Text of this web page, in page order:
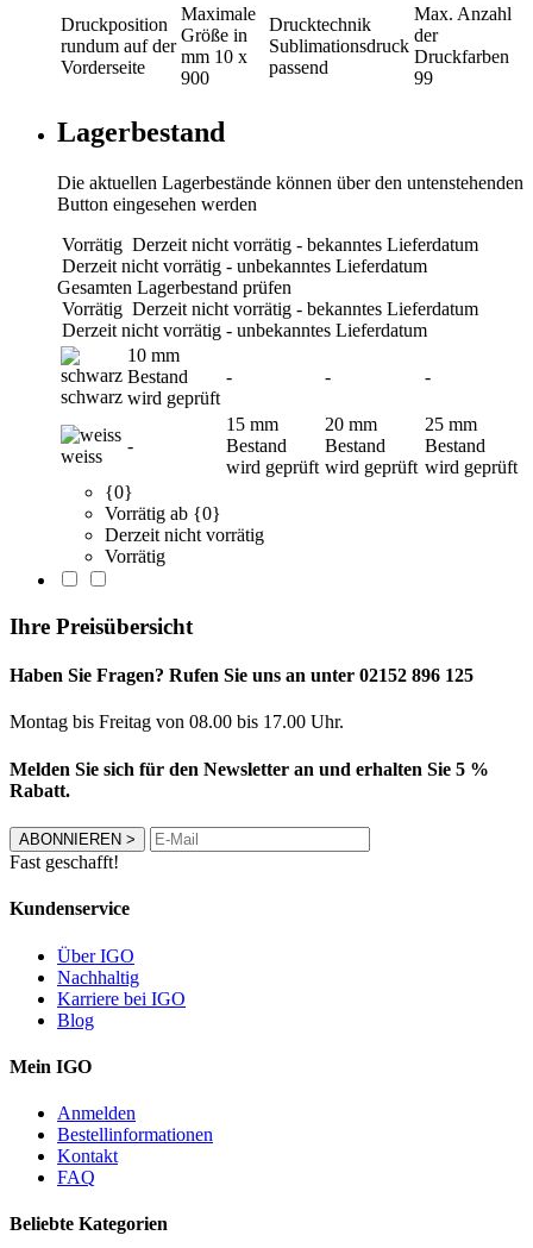
Druckposition
rundum auf der
Vorderseite
Maximale
Größe in
mm 10 x
900
Drucktechnik
Sublimationsdruck
passend
Max. Anzahl
der
Druckfarben
99
Lagerbestand
Die aktuellen Lagerbestände können über den untenstehenden
Button eingesehen werden
Vorrätig Derzeit nicht vorrätig - bekanntes Lieferdatum
Derzeit nicht vorrätig - unbekanntes Lieferdatum
Gesamten Lagerbestand prüfen
Vorrätig Derzeit nicht vorrätig - bekanntes Lieferdatum
Derzeit nicht vorrätig - unbekanntes Lieferdatum
schwarz
10 mm
Bestand
wird geprüft
- - -
weiss
-
15 mm
Bestand
wird geprüft
20 mm
Bestand
wird geprüft
25 mm
Bestand
wird geprüft
{0}
Vorrätig ab {0}
Derzeit nicht vorrätig
Vorrätig
Ihre Preisübersicht
Haben Sie Fragen? Rufen Sie uns an unter 02152 896 125
Montag bis Freitag von 08.00 bis 17.00 Uhr.
Melden Sie sich für den Newsletter an und erhalten Sie 5 %
Rabatt.
ABONNIEREN >
Fast geschafft!
Kundenservice
Über IGO
Nachhaltig
Karriere bei IGO
Blog
Mein IGO
Anmelden
Bestellinformationen
Kontakt
FAQ
Beliebte Kategorien